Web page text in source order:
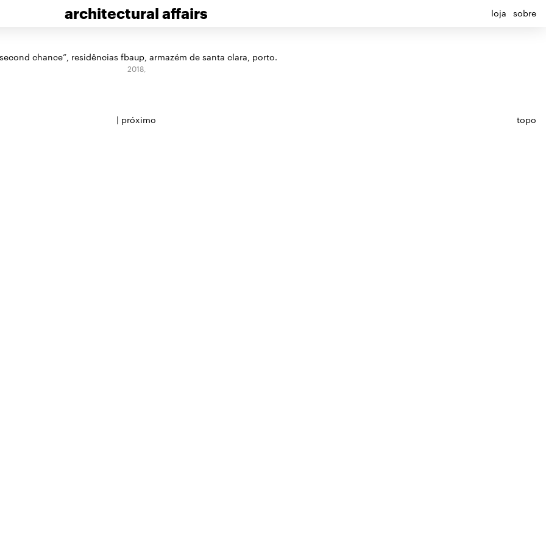
architectural affairs loja sobre
chance”, residências fbaup, armazém de santa clara, porto.
2018,
| próximo topo